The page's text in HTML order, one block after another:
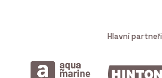
Hlavní partneři